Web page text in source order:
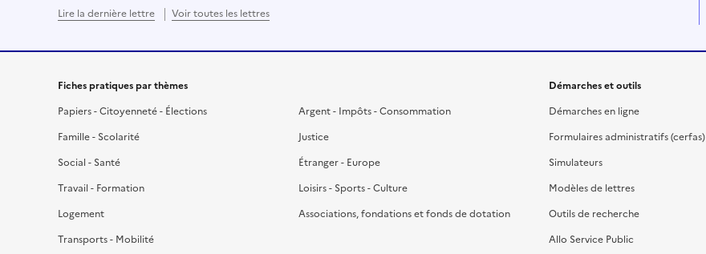
Lire la dernière lettre Voir toutes les lettres
Fiches pratiques par thèmes
Papiers - Citoyenneté - Élections
Famille - Scolarité
Social - Santé
Travail - Formation
Logement
Transports - Mobilité
Argent - Impôts - Consommation
Justice
Étranger - Europe
Loisirs - Sports - Culture
Associations, fondations et fonds de dotation
Démarches et outils
Démarches en ligne
Formulaires administratifs (cerfas)
Simulateurs
Modèles de lettres
Outils de recherche
Allo Service Public